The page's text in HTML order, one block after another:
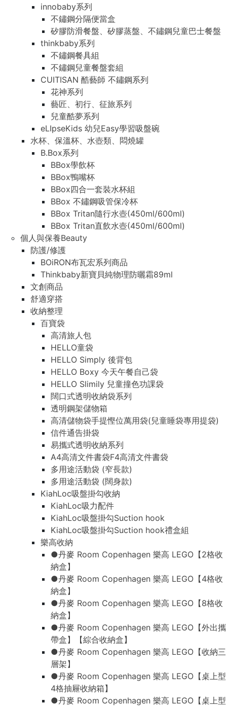
innobaby系列
不鏽鋼分隔便當盒
矽膠防滑餐盤、矽膠蒸盤、不鏽鋼兒童巴士餐盤
thinkbaby系列
不鏽鋼餐具組
不鏽鋼兒童餐盤套組
CUITISAN 酷藝師 不鏽鋼系列
花神系列
藝匠、初行、征旅系列
兒童酷夢系列
eLIpseKids 幼兒Easy學習吸盤碗
水杯、保溫杯、水壺類、悶燒罐
B.Box系列
BBox學飲杯
BBox鴨嘴杯
BBox四合一套裝水杯組
BBox 不鏽鋼吸管保冷杯
BBox Tritan隨行水壺(450ml/600ml)
BBox Tritan直飲水壺(450ml/600ml)
個人與保養Beauty
防護/修護
BOiRON布瓦宏系列商品
Thinkbaby新寶貝純物理防曬霜89ml
文創商品
舒適穿搭
收納整理
百寶袋
高清旅人包
HELLO童袋
HELLO Simply 後背包
HELLO Boxy 今天午餐自己袋
HELLO Slimily 兒童撞色功課袋
闊口式透明收納袋系列
透明鋼架儲物箱
高清儲物袋手提慳位萬用袋(兒童睡袋專用提袋)
信件通告掛袋
易攜式透明收納系列
A4高清文件書袋F4高清文件書袋
多用途活動袋 (窄長款)
多用途活動袋 (闊身款)
KiahLoc吸盤掛勾收納
KiahLoc吸力配件
KiahLoc吸盤掛勾Suction hook
KiahLoc吸盤掛勾Suction hook禮盒組
樂高收納
●丹麥 Room Copenhagen 樂高 LEGO【2格收
納盒】
●丹麥 Room Copenhagen 樂高 LEGO【4格收
納盒】
●丹麥 Room Copenhagen 樂高 LEGO【8格收
納盒】
●丹麥 Room Copenhagen 樂高 LEGO【外出攜
帶盒】【綜合收納盒】
●丹麥 Room Copenhagen 樂高 LEGO【收納三
層架】
●丹麥 Room Copenhagen 樂高 LEGO【桌上型
4格抽屜收納箱】
●丹麥 Room Copenhagen 樂高 LEGO【桌上型